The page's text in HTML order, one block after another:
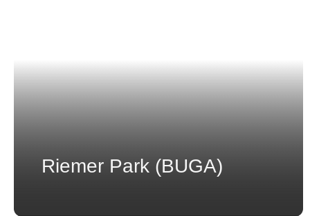
Riemer Park (BUGA)